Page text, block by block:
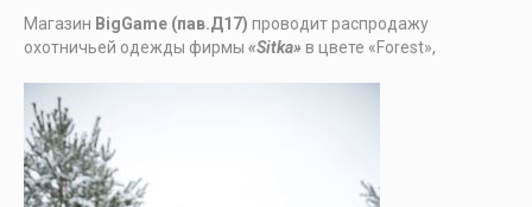
Магазин BigGame (пав.Д17) проводит распродажу
охотничьей одежды фирмы «Sitka»в цвете «Forest»,